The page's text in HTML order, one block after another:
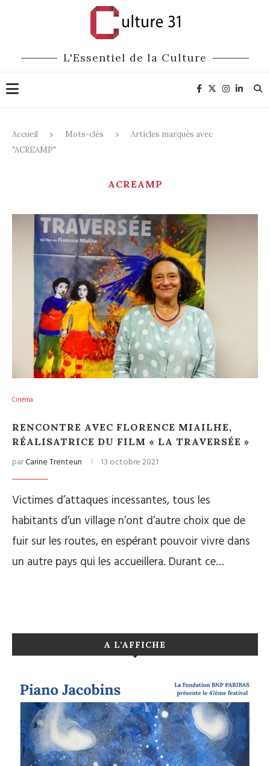
L'Essentiel de la Culture
Accueil Mots-clés
Articles marqués avec
"ACREAMP"
ACREAMP
Cinéma
RENCONTRE AVEC FLORENCE MIAILHE,
RÉALISATRICE DU FILM « LA TRAVERSÉE »
parCarine Trenteun 13 octobre 2021
Victimes d’attaques incessantes, tous les
habitants d’un village n’ont d’autre choix que de
fuir sur les routes, en espérant pouvoir vivre dans
un autre pays qui les accueillera. Durant ce…
A L’AFFICHE